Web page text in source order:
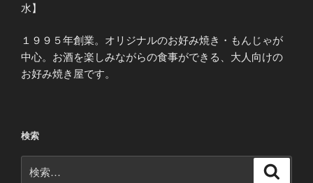
水】
１９９５年創業。オリジナルのお好み焼き・もんじゃが
中心。お酒を楽しみながらの食事ができる、大人向けの
お好み焼き屋です。
検索
索: